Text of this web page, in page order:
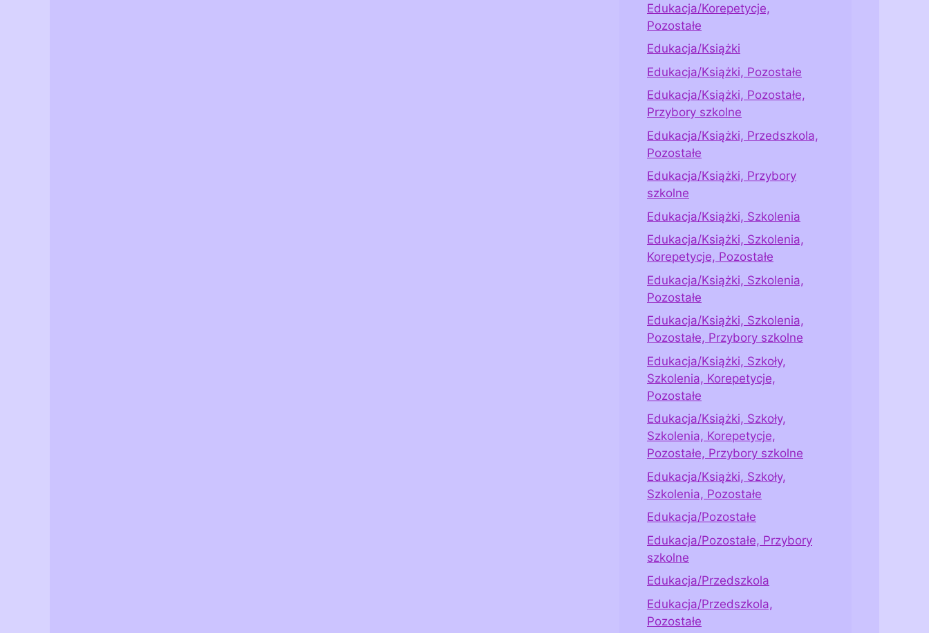
Edukacja/Korepetycje,
Pozostałe
Edukacja/Książki
Edukacja/Książki, Pozostałe
Edukacja/Książki, Pozostałe,
Przybory szkolne
Edukacja/Książki, Przedszkola,
Pozostałe
Edukacja/Książki, Przybory
szkolne
Edukacja/Książki, Szkolenia
Edukacja/Książki, Szkolenia,
Korepetycje, Pozostałe
Edukacja/Książki, Szkolenia,
Pozostałe
Edukacja/Książki, Szkolenia,
Pozostałe, Przybory szkolne
Edukacja/Książki, Szkoły,
Szkolenia, Korepetycje,
Pozostałe
Edukacja/Książki, Szkoły,
Szkolenia, Korepetycje,
Pozostałe, Przybory szkolne
Edukacja/Książki, Szkoły,
Szkolenia, Pozostałe
Edukacja/Pozostałe
Edukacja/Pozostałe, Przybory
szkolne
Edukacja/Przedszkola
Edukacja/Przedszkola,
Pozostałe